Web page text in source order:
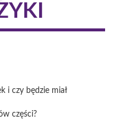
i czy będzie miał
części?